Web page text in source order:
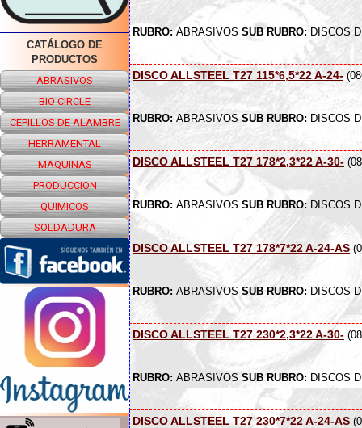
CATÁLOGO DE
PRODUCTOS
ABRASIVOS
BIO CIRCLE
CEPILLOS DE ALAMBRE
HERRAMENTAL
MAQUINAS
PRODUCCION
QUIMICOS
SOLDADURA
RUBRO:ABRASIVOS SUB RUBRO: DISCOS
DISCO ALLSTEEL T27 115*6,5*22 A-24-
RUBRO:ABRASIVOSSUB RUBRO: DISCOS
DISCO ALLSTEEL T27 178*2,3*22 A-30-
RUBRO: ABRASIVOS SUB RUBRO: DISCOS
DISCO ALLSTEEL T27 178*7*22 A-24-AS
RUBRO: ABRASIVOS SUB RUBRO: DISCOS
DISCO ALLSTEEL T27 230*2,3*22 A-30-
RUBRO: ABRASIVOS SUB RUBRO: DISCOS
DISCO ALLSTEEL T27 230*7*22 A-24-AS